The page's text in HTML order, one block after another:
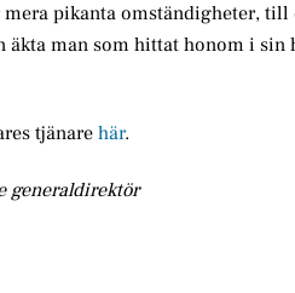
pikanta omständigheter,
äkta man som hittat honom i
tjänare här.
generaldirektör